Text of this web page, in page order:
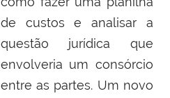
de custos e analisar a
questão jurídica que
envolveria um consórcio
entre as partes. Um novo